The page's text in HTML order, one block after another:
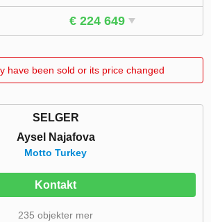
€ 224 649
have been sold or its price changed
SELGER
Aysel Najafova
Motto Turkey
Kontakt
235 objekter mer